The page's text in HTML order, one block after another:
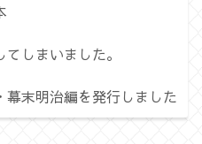
しまいました。
末明治編を発行しました